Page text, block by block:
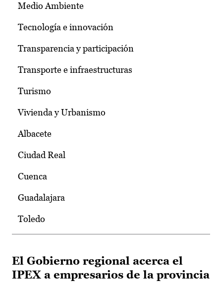
Medio Ambiente
Tecnología e innovación
Transparencia y participación
Transporte e infraestructuras
Turismo
Vivienda y Urbanismo
Albacete
Ciudad Real
Cuenca
Guadalajara
Toledo
El Gobierno regional acerca el
IPEX a empresarios de la provincia